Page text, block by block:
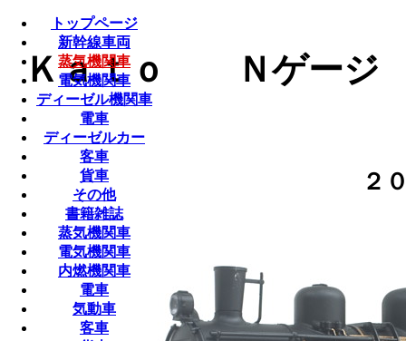
Ｋａｔｏ Ｎゲージ
２
トップページ
新幹線車両
蒸気機関車
電気機関車
ディーゼル機関車
電車
ディーゼルカー
客車
貨車
その他
書籍雑誌
蒸気機関車
電気機関車
内燃機関車
電車
気動車
客車